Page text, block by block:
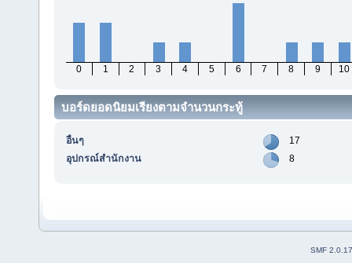
0 1 2 3 4 5 6 7 8 9 10
บอร์ดยอดนิยมเรียงตามจำนวนกระทู้
อื่นๆ
17
อุปกรณ์สำนักงาน
8
SMF 2.0.17